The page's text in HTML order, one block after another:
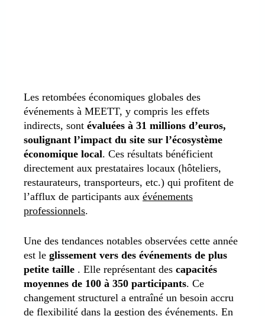
Les retombées économiques globales des
événements à MEETT, y compris les effets
indirects, sont évaluées à 31 millions d’euros,
soulignant l’impact du site sur l’écosystème
économique local. Ces résultats bénéficient
directement aux prestataires locaux (hôteliers,
restaurateurs, transporteurs, etc.) qui profitent de
l’afflux de participants aux événements
professionnels.
Une des tendances notables observées cette année
est le glissement vers des événements de plus
petite taille . Elle représentant des capacités
moyennes de 100 à 350 participants. Ce
changement structurel a entraîné un besoin accru
de flexibilité dans la gestion des événements. En